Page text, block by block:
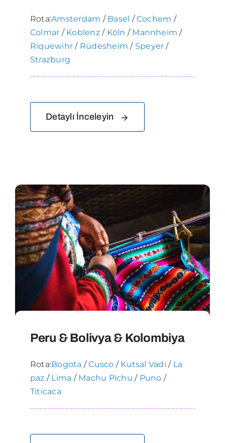
Rota:Amsterdam / Basel /Cochem /
Colmar / Koblenz/ Köln / Mannheim /
Riquewihr / Rüdesheim / Speyer /
Strazburg
Detaylı İnceleyin
Peru & Bolivya & Kolombiya
Rota:Bogota /Cusco / Kutsal Vadi / La
paz / Lima / Machu Pichu / Puno /
Titicaca